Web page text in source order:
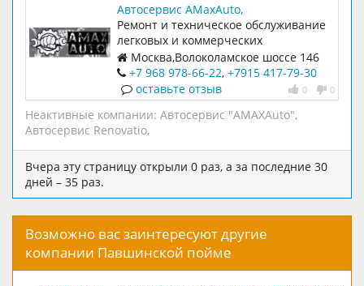
Автосервис AMaxAuto,
Ремонт и техническое обслуживание
легковых и коммерческих
автомобилей
Москва,Волоколамское шоссе 146
строение 6
+7 968 978-66-22, +7915 417-79-30
0 0
оставьте отзыв
Неактивные компании: Автосервис "AMAXAuto",
Автосервис Renovatio,
Вчера эту страницу открыли 0 раз, а за последние 30
дней – 35 раз.
Возможно вас заинтересуют другие
компании Павшинской пойме